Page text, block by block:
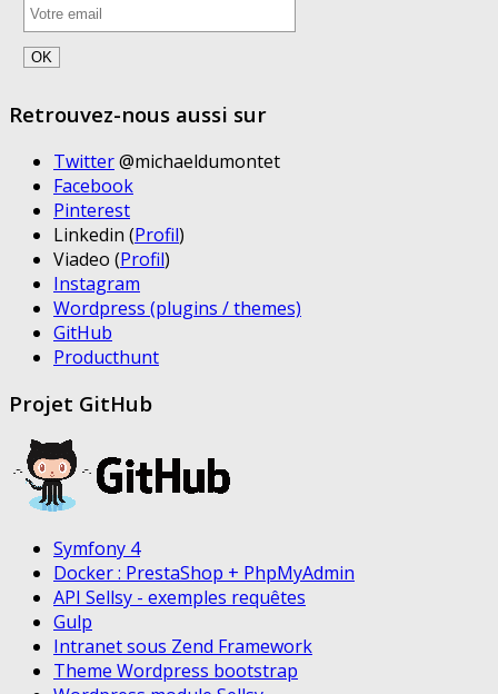
Retrouvez-nous aussi sur
Twitter@michaeldumontet
Facebook
Pinterest
Linkedin (Profil)
Viadeo (Profil)
Instagram
Wordpress (plugins / themes)
GitHub
Producthunt
Projet GitHub
Symfony 4
Docker : PrestaShop + PhpMyAdmin
API Sellsy - exemples requêtes
Gulp
Intranet sous Zend Framework
Theme Wordpress bootstrap